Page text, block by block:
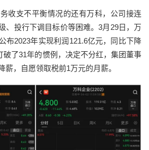
收支不平衡情况的还有万科，公司接连
、投行下调目标价等困难。3月29日，万
布2023年实现利润121.6亿元，同比下降
破了31年的惯例，决定不分红，集团董事
薪，自愿领取税前1万元的月薪。